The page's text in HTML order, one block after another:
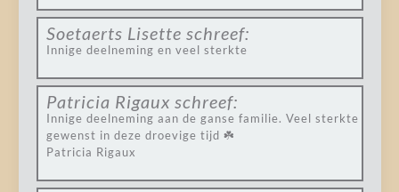
Soetaerts Lisette schreef:
Innige deelneming en veel sterkte
Patricia Rigaux schreef:
Innige deelneming aan de ganse familie. Veel sterkte
gewenst in deze droevige tijd ☘️
Patricia Rigaux